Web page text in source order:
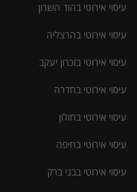
עיסוי אירוטי בהוד השרון
עיסוי אירוטי בהרצליה
עיסוי אירוטי בזכרון יעקב
עיסוי אירוטי בחדרה
עיסוי אירוטי בחולון
עיסוי אירוטי בחיפה
עיסוי אירוטי בבני ברק